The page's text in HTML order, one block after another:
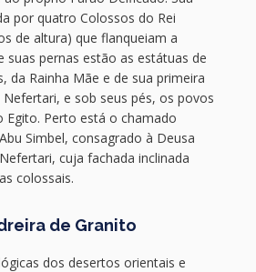
por quatro Colossos do Rei
de altura) que flanqueiam a
suas pernas estão as estátuas de
da Rainha Mãe e de sua primeira
e sob seus pés, os povos
Egito. Perto está o chamado
Simbel, consagrado à Deusa
cuja fachada inclinada
colossais.
de Granito
dos desertos orientais e